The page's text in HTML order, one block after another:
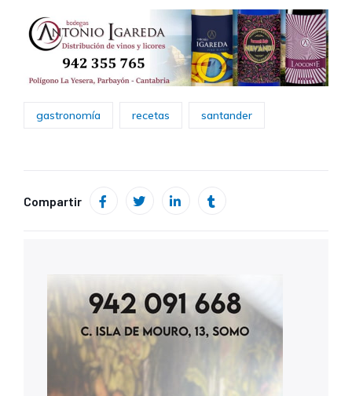
gastronomía recetas santander
Compartir